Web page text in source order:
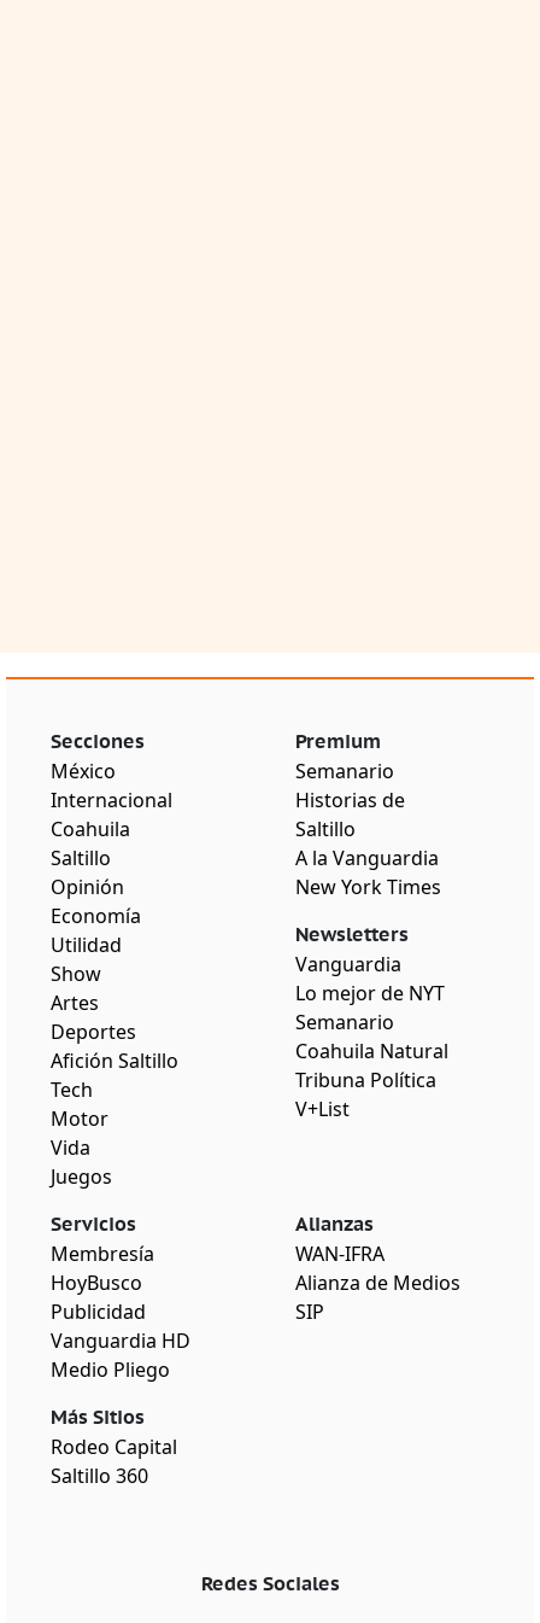
Secciones
México
Internacional
Coahuila
Saltillo
Opinión
Economía
Utilidad
Show
Artes
Deportes
Afición Saltillo
Tech
Motor
Vida
Juegos
Premium
Semanario
Historias de
Saltillo
A la Vanguardia
New York Times
Newsletters
Vanguardia
Lo mejor de NYT
Semanario
Coahuila Natural
Tribuna Política
V+List
Servicios
Membresía
HoyBusco
Publicidad
Vanguardia HD
Medio Pliego
Más Sitios
Rodeo Capital
Saltillo 360
Alianzas
WAN-IFRA
Alianza de Medios
SIP
Redes Sociales